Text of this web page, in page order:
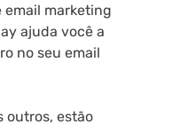
marketing
ajuda você a
no seu email
outros, estão